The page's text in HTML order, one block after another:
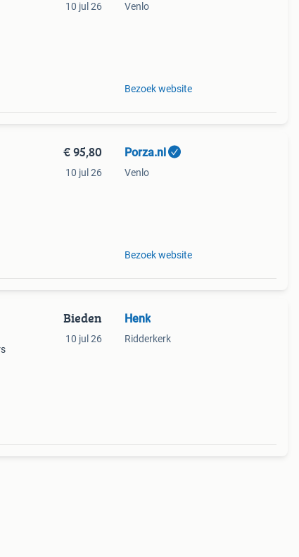
10 jul 26 Venlo
Bezoek website
€ 95,80
10 jul 26
Porza.nl
Venlo
Bezoek website
Bieden
10 jul 26
Henk
Ridderkerk